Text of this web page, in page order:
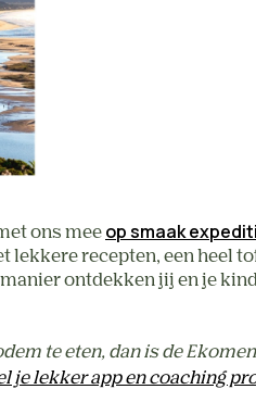
ons mee op smaak
recepten, een heel
ontdekken jij en je
te eten, dan is de
je lekker app en coaching